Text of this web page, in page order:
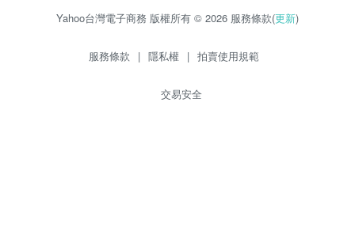
Yahoo台灣電子商務 版權所有 © 2026 服務條款(更新)
服務條款 | 隱私權 | 拍賣使用規範
交易安全